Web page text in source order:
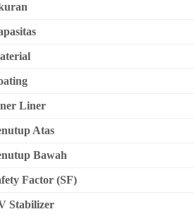
Liner
Atas
Bawah
Factor (SF)
Stabilizer